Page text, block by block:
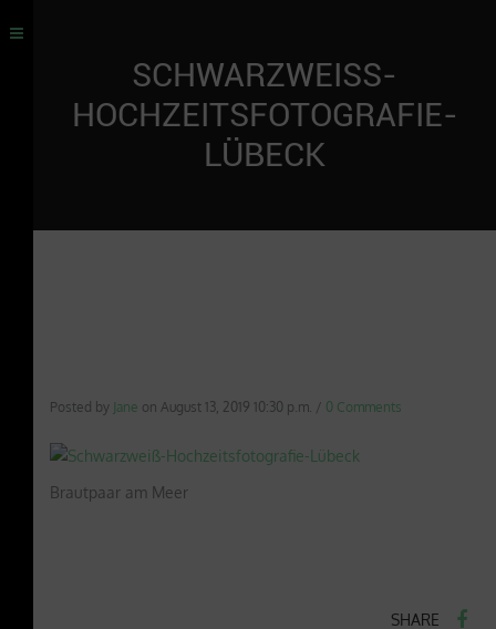
SCHWARZWEISS-H
OCHZEITSFOTOGRAFIE-L
ÜBECK
Posted by Jane on August 13, 2019 10:30 p.m. / 0 Comments
Brautpaar am Meer
SHARE